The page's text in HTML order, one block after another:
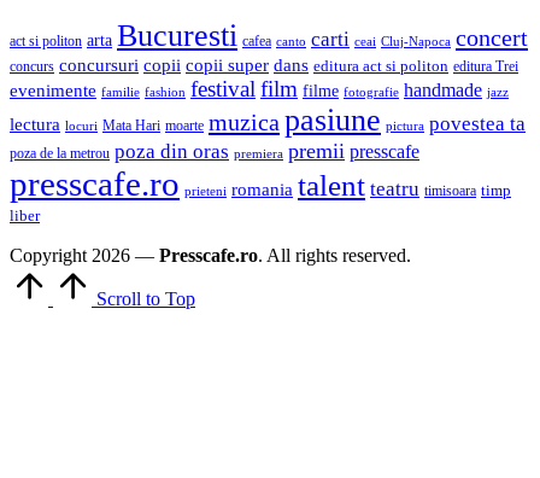
act si politon arta Bucuresti cafea canto carti ceai Cluj-Napoca concert
concurs concursuri copii copii super dans editura act si politon editura Trei
evenimente familie fashion festival film filme fotografie handmade jazz
lectura locuri Mata Hari moarte muzica pasiune pictura povestea ta
poza de la metrou poza din oras premiera premii presscafe
presscafe.ro prieteni romania talent teatru timisoara timp
liber
Copyright 2026 — Presscafe.ro. All rights reserved.
Scroll to Top